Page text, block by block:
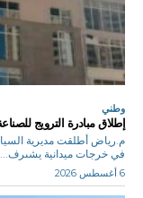
وطني
إطلاق مبادرة الترويج
م.رياض أطلقت مديرية
في خرجات ميدانية يشىرف...
6 أغسطس 2026